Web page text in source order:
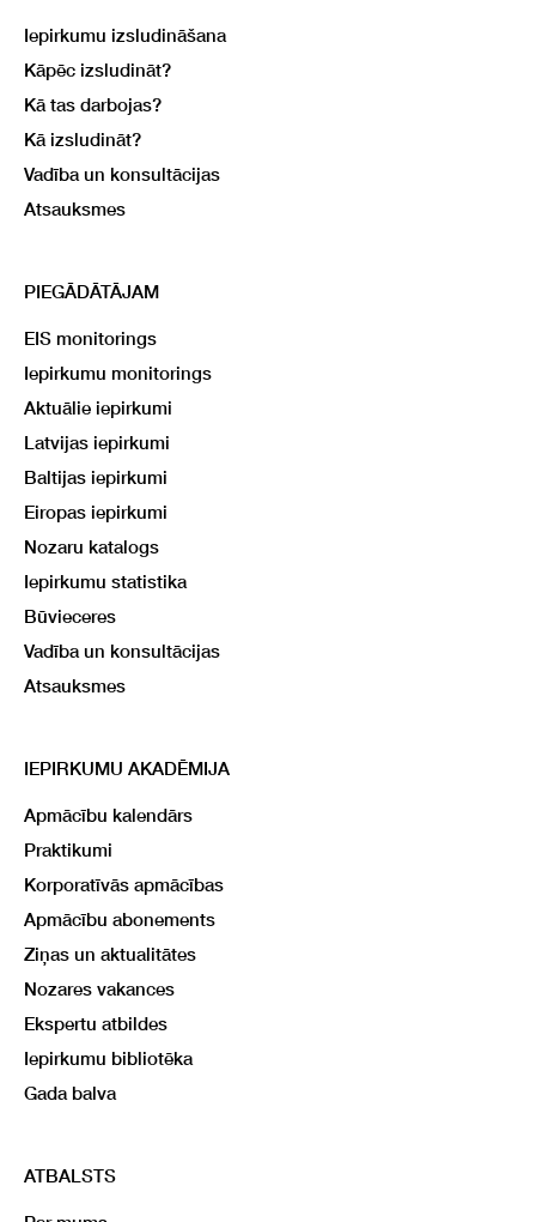
Iepirkumu izsludināšana
Kāpēc izsludināt?
Kā tas darbojas?
Kā izsludināt?
Vadība un konsultācijas
Atsauksmes
PIEGĀDĀTĀJAM
EIS monitorings
Iepirkumu monitorings
Aktuālie iepirkumi
Latvijas iepirkumi
Baltijas iepirkumi
Eiropas iepirkumi
Nozaru katalogs
Iepirkumu statistika
Būvieceres
Vadība un konsultācijas
Atsauksmes
IEPIRKUMU AKADĒMIJA
Apmācību kalendārs
Praktikumi
Korporatīvās apmācības
Apmācību abonements
Ziņas un aktualitātes
Nozares vakances
Ekspertu atbildes
Iepirkumu bibliotēka
Gada balva
ATBALSTS